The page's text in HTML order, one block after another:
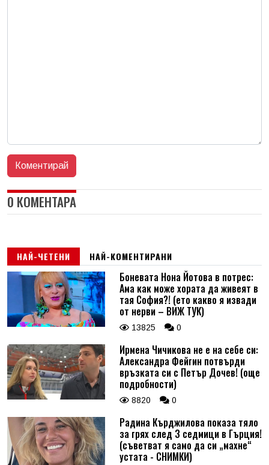
0 КОМЕНТАРА
НАЙ-ЧЕТЕНИ НАЙ-КОМЕНТИРАНИ
Боневата Нона Йотова в потрес:
Ама как може хората да живеят в
тая София?! (ето какво я извади
от нерви – ВИЖ ТУК)
13825 0
Ирмена Чичикова не е на себе си:
Александра Фейгин потвърди
връзката си с Петър Дочев! (още
подробности)
8820 0
Радина Кърджилова показа тяло
за грях след 3 седмици в Гърция!
(съветват я само да си „махне“
устата - СНИМКИ)